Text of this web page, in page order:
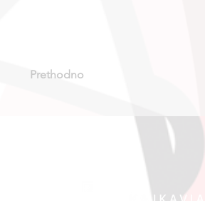
Prethodno